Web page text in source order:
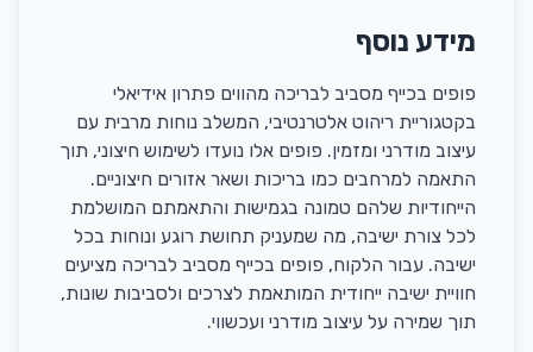
מידע נוסף
פופים בכייף מסביב לבריכה מהווים פתרון אידיאלי
בקטגוריית ריהוט אלטרנטיבי, המשלב נוחות מרבית עם
עיצוב מודרני ומזמין. פופים אלו נועדו לשימוש חיצוני, תוך
התאמה למרחבים כמו בריכות ושאר אזורים חיצוניים.
הייחודיות שלהם טמונה בגמישות והתאמתם המושלמת
לכל צורת ישיבה, מה שמעניק תחושת רוגע ונוחות בכל
ישיבה. עבור הלקוח, פופים בכייף מסביב לבריכה מציעים
חוויית ישיבה ייחודית המותאמת לצרכים ולסביבות שונות,
תוך שמירה על עיצוב מודרני ועכשווי.